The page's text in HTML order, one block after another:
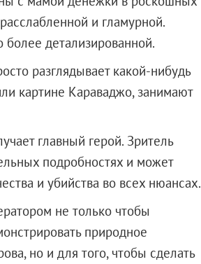
и гламурной.
детализированной.
разглядывает какой-нибудь
картине Караваджо, занимают
главный герой. Зритель
подробностях и может
и убийства во всех нюансах.
не только чтобы
природное
но и для того, чтобы сделать